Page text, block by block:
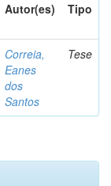
Autor(es) Tipo
Correia,
Eanes
dos
Santos
Tese